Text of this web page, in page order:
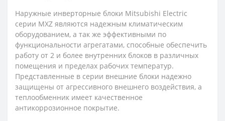
Наружные инверторные блоки Mitsubishi Electric
серии MXZ являются надежным климатическим
оборудованием, а так же эффективными по
функциональности агрегатами, способные обеспечить
работу от 2 и более внутренних блоков в различных
помещения и пределах рабочих температур.
Представленные в серии внешние блоки надежно
защищены от агрессивного внешнего воздействия, а
теплообменник имеет качественное
антикоррозионное покрытие.